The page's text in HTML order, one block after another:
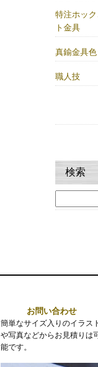
特注ホッ
ト金具
真鍮金具色
職人技
検索
索:
お問い合わせ
簡単なサイズ入りのイラス
や写真などからお見積りは可
能です。